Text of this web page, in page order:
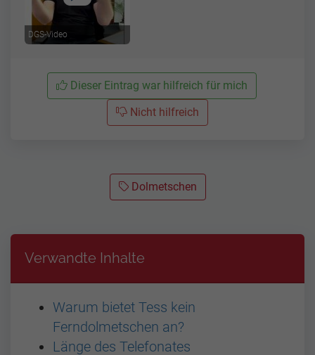
DGS-Video
Dieser Eintrag war hilfreich für mich
Nicht hilfreich
Dolmetschen
Verwandte Inhalte
Warum bietet Tess kein
Ferndolmetschen an?
Länge des Telefonates